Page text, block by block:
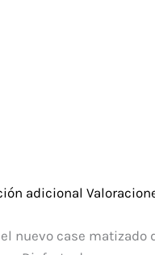
adicional
nuevo case matizado